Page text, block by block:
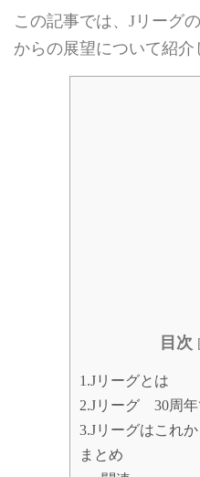
この記事では、Jリーグ
からの展望について紹介
目次
1.Jリーグとは
2.Jリーグ 30周年
3.Jリーグはこれ
まとめ